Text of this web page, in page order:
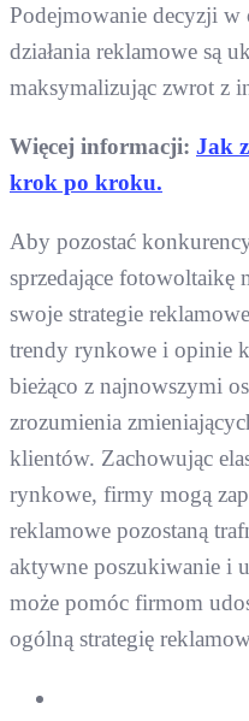
Podejmowanie decyzji w
działania reklamowe są
maksymalizując zwrot z
Więcej informacji: Jak
krok po kroku.
Aby pozostać
sprzedające fotowoltaikę
swoje strategie
trendy rynkowe i opinie
bieżąco z najnowszymi
zrozumienia
klientów. Zachowując
rynkowe, firmy mogą
reklamowe pozostaną
aktywne poszukiwanie i
może pomóc firmom
ogólną strategię